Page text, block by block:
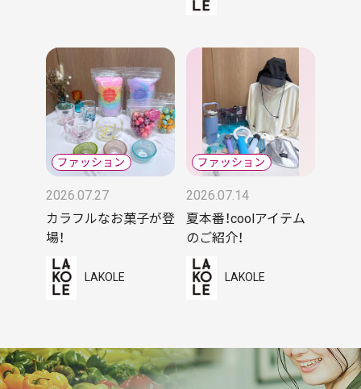
2026.07.27
カラフルなお菓子が登
場！
LAKOLE
2026.07.14
夏本番！coolアイテム
のご紹介！
LAKOLE